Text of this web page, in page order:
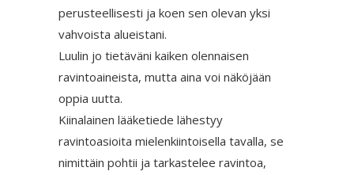
perusteellisesti ja koen sen olevan yksi
vahvoista alueistani.
Luulin jo tietäväni kaiken olennaisen
ravintoaineista, mutta aina voi näköjään
oppia uutta.
Kiinalainen lääketiede lähestyy
ravintoasioita mielenkiintoisella tavalla, se
nimittäin pohtii ja tarkastelee ravintoa,